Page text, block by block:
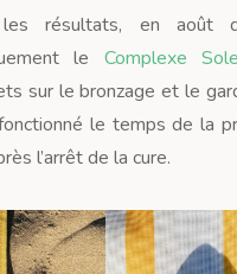
résultats, en août
le Complexe
sur le bronzage et le
le temps de la
l’arrêt de la cure.